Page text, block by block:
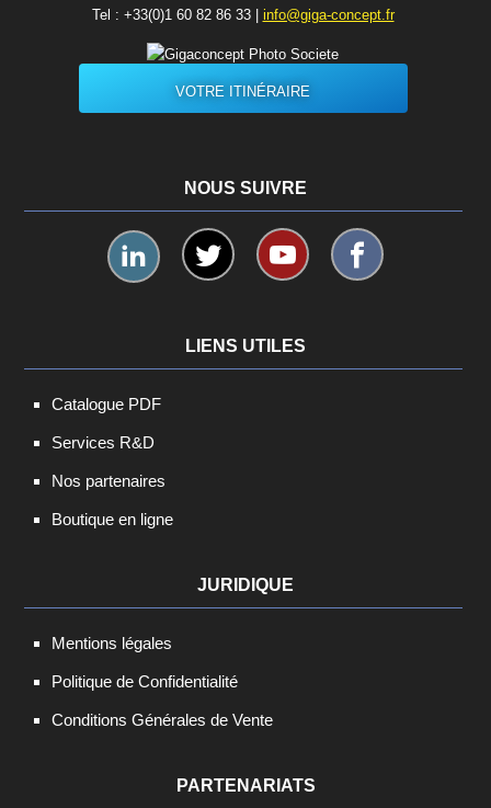
Tel : +33(0)1 60 82 86 33| info@giga-concept.fr
VOTRE ITINÉRAIRE
NOUS SUIVRE
LIENS UTILES
Catalogue PDF
Services R&D
Nos partenaires
Boutique en ligne
JURIDIQUE
Mentions légales
Politique de Confidentialité
Conditions Générales de Vente
PARTENARIATS